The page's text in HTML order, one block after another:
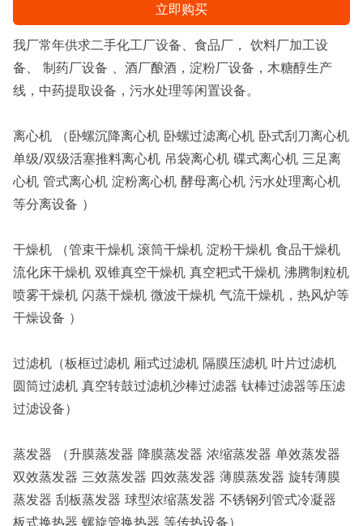
立即购买
我厂常年供求二手化工厂设备、食品厂， 饮料厂加工设
备、 制药厂设备 、酒厂酿酒，淀粉厂设备，木糖醇生产
线，中药提取设备，污水处理等闲置设备。
离心机 （卧螺沉降离心机 卧螺过滤离心机 卧式刮刀离心机
单级/双级活塞推料离心机 吊袋离心机 碟式离心机 三足离
心机 管式离心机 淀粉离心机 酵母离心机 污水处理离心机
等分离设备 ）
干燥机 （管束干燥机 滚筒干燥机 淀粉干燥机 食品干燥机
流化床干燥机 双锥真空干燥机 真空耙式干燥机 沸腾制粒机
喷雾干燥机 闪蒸干燥机 微波干燥机 气流干燥机，热风炉等
干燥设备 ）
过滤机（板框过滤机 厢式过滤机 隔膜压滤机 叶片过滤机
圆筒过滤机 真空转鼓过滤机沙棒过滤器 钛棒过滤器等压滤
过滤设备）
蒸发器 （升膜蒸发器 降膜蒸发器 浓缩蒸发器 单效蒸发器
双效蒸发器 三效蒸发器 四效蒸发器 薄膜蒸发器 旋转薄膜
蒸发器 刮板蒸发器 球型浓缩蒸发器 不锈钢列管式冷凝器
板式换热器 螺旋管换热器 等传热设备）